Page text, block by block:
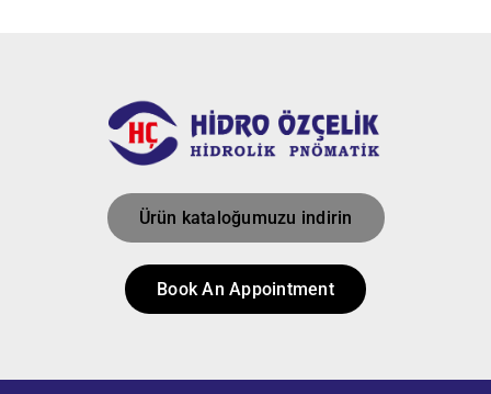
Ürün kataloğumuzu indirin
Book An Appointment